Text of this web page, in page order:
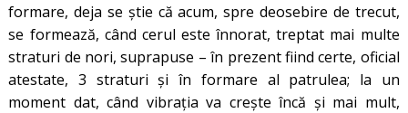
formare, deja se știe că acum, spre deosebire de trecut,
se formează, când cerul este înnorat, treptat mai multe
straturi de nori, suprapuse – în prezent fiind certe, oficial
atestate, 3 straturi și în formare al patrulea; la un
moment dat, când vibrația va crește încă și mai mult,